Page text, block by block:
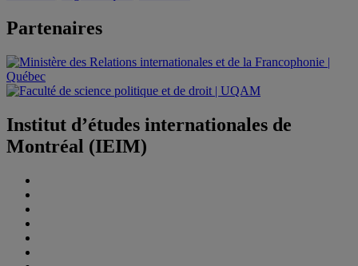
Partenaires
Institut d’études internationales de
Montréal (IEIM)